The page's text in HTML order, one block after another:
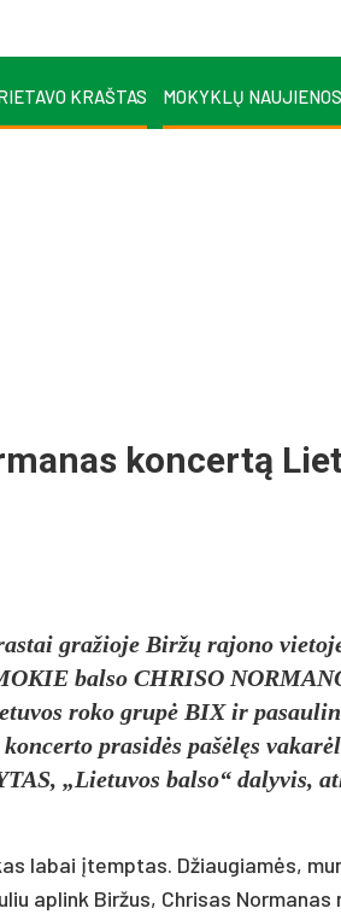
KRAŠTAS MOKYKLŲ NAUJIENOS
koncertą
gražioje Biržų rajono
balso CHRISO
roko grupė BIX ir
prasidės pašėlęs
„Lietuvos balso“ dalyvis,
labai įtemptas. Džiaugiamės,
aplink Biržus, Chrisas